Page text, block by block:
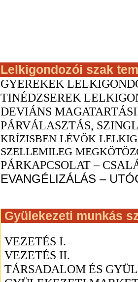
Lelkigondozói szak
GYEREKEK
TINÉDZSEREK
DEVIÁNS
PÁRVÁLASZTÁS,
KRÍZISBEN LÉVŐK
SZELLEMILEG
PÁRKAPCSOLAT –
EVANGÉLIZÁLÁS –
Gyülekezeti munkás
VEZETÉS I.
VEZETÉS II.
TÁRSADALOM ÉS